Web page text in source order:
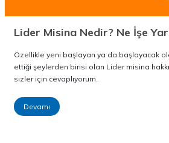
Lider Misina Nedir? Ne İşe
Özellikle yeni başlayan ya da başlayacak
ettiği şeylerden birisi olan Lider misina
sizler için cevaplıyorum.
Devamı